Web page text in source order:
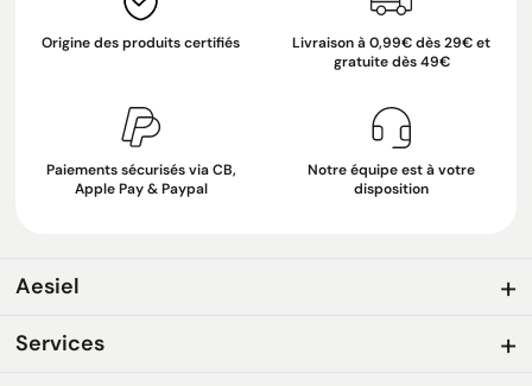
Origine des produits certifiés
Livraison à 0,99€ dès 29€ et
gratuite dès 49€
Paiements sécurisés via CB,
Apple Pay & Paypal
Notre équipe est à votre
disposition
Aesiel
Services